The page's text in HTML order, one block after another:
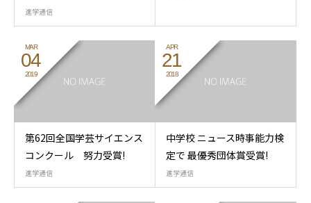
進学通信
MAR
04
2019
第62回全国学芸サイエンス
コンクール 努力受賞!
進学通信
APR
21
2018
中学校 ニュース時事能力検
定で 最優秀団体賞受賞!
進学通信